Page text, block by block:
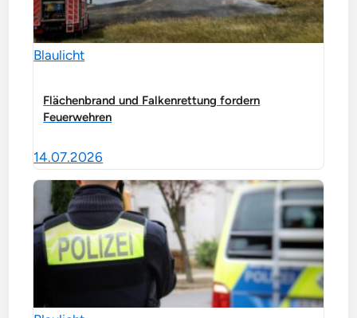
Blaulicht
Flächenbrand und Falkenrettung fordern
Feuerwehren
14.07.2026